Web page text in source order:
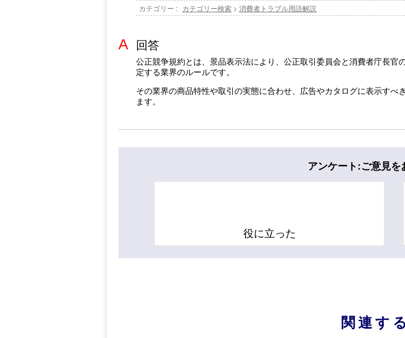
カテゴリー : カテゴリー検索 >消費者トラブル用語解説
回答
公正競争規約とは、景品表示法により、公正取引委員会と消費者庁長
定する業界のルールです。
その業界の商品特性や取引の実態に合わせ、広告やカタログに表示す
ます。
アンケート:ご意見を
役に立った
関連す